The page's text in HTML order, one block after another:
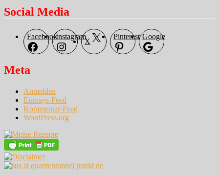
Social Media
FacebookInstagram
X
Pinterest Google
Meta
Anmelden
Eintrags-Feed
Kommentar-Feed
WordPress.org